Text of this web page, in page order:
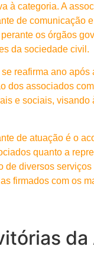
à categoria. A
de comunicação
os órgãos
da sociedade civil.
reafirma ano após
dos associados
e sociais, visando
de atuação é o
quanto a
de diversos
firmados com os
da